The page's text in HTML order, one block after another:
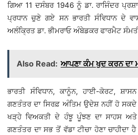
ਗਿਆ 11 ਦਸੰਬਰ 1946 ਨੂੰ ਡਾ. ਰਾਜਿੰਦਰ
ਪ੍ਰਧਾਨ ਚੁਣੇ ਗਏ ਸਨ ਭਾਰਤੀ ਸੰਵਿਧਾਨ ਦੇ
ਅਲੰਕ੍ਰਿਤ ਡਾ. ਭੀਮਰਾਓ ਅੰਬੇਡਕਰ ਫਾਰਮੈਟ
Also Read: ਆਪਣਾ ਕੰਮ ਖੁਦ ਕਰਨ ਦਾ
ਭਾਰਤੀ ਸੰਵਿਧਾਨ, ਕਾਨੂੰਨ, ਹਾਈ-ਕੋਰਟ,
ਗਣਤੰਤਰ ਦਾ ਸਿਰਫ਼ ਅੰਤਿਮ ਉਦੇਸ਼ ਨਹੀਂ ਹੋ
ਖੜ੍ਹੇ ਵਿਅਕਤੀ ਦੇ ਹੰਝੂ ਪੂੰਝਣ ਦਾ ਸਾਹਸ
ਗਣਤੰਤਰ ਦਾ ਸਭ ਤੋਂ ਵੱਡਾ ਟੀਚਾ ਹੋਣਾ ਚਾਹੀਦਾ